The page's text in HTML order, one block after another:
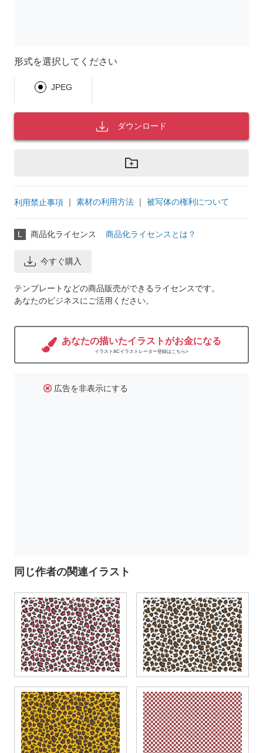
形式を選択してください
JPEG
ダウンロード
利用禁止事項 ｜ 素材の利用方法 ｜ 被写体の権利について
L 商品化ライセンス 商品化ライセンスとは？
今すぐ購入
テンプレートなどの商品販売ができるライセンスです。
あなたのビジネスにご活用ください。
あなたの描いたイラストがお金になる
イラストACイラストレーター登録はこちら>
広告を非表示にする
同じ作者の関連イラスト